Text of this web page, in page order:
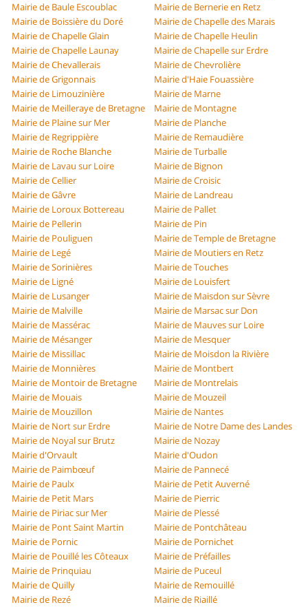
Mairie de Baule Escoublac
Mairie de Bernerie en Retz
Mairie de Boissière du Doré
Mairie de Chapelle des Marais
Mairie de Chapelle Glain
Mairie de Chapelle Heulin
Mairie de Chapelle Launay
Mairie de Chapelle sur Erdre
Mairie de Chevallerais
Mairie de Chevrolière
Mairie de Grigonnais
Mairie d'Haie Fouassière
Mairie de Limouzinière
Mairie de Marne
Mairie de Meilleraye de Bretagne
Mairie de Montagne
Mairie de Plaine sur Mer
Mairie de Planche
Mairie de Regrippière
Mairie de Remaudière
Mairie de Roche Blanche
Mairie de Turballe
Mairie de Lavau sur Loire
Mairie de Bignon
Mairie de Cellier
Mairie de Croisic
Mairie de Gâvre
Mairie de Landreau
Mairie de Loroux Bottereau
Mairie de Pallet
Mairie de Pellerin
Mairie de Pin
Mairie de Pouliguen
Mairie de Temple de Bretagne
Mairie de Legé
Mairie de Moutiers en Retz
Mairie de Sorinières
Mairie de Touches
Mairie de Ligné
Mairie de Louisfert
Mairie de Lusanger
Mairie de Maisdon sur Sèvre
Mairie de Malville
Mairie de Marsac sur Don
Mairie de Massérac
Mairie de Mauves sur Loire
Mairie de Mésanger
Mairie de Mesquer
Mairie de Missillac
Mairie de Moisdon la Rivière
Mairie de Monnières
Mairie de Montbert
Mairie de Montoir de Bretagne
Mairie de Montrelais
Mairie de Mouais
Mairie de Mouzeil
Mairie de Mouzillon
Mairie de Nantes
Mairie de Nort sur Erdre
Mairie de Notre Dame des Landes
Mairie de Noyal sur Brutz
Mairie de Nozay
Mairie d'Orvault
Mairie d'Oudon
Mairie de Paimbœuf
Mairie de Pannecé
Mairie de Paulx
Mairie de Petit Auverné
Mairie de Petit Mars
Mairie de Pierric
Mairie de Piriac sur Mer
Mairie de Plessé
Mairie de Pont Saint Martin
Mairie de Pontchâteau
Mairie de Pornic
Mairie de Pornichet
Mairie de Pouillé les Côteaux
Mairie de Préfailles
Mairie de Prinquiau
Mairie de Puceul
Mairie de Quilly
Mairie de Remouillé
Mairie de Rezé
Mairie de Riaillé